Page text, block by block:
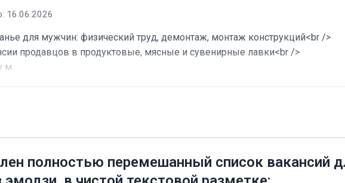
16.06.2026
для мужчин: физический труд, демонтаж, монтаж конструкций<br />
продавцов в продуктовые, мясные и сувенирные лавки<br />
м...
полностью перемешанный список вакансий